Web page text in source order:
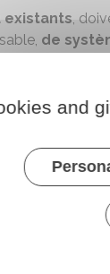
existants,
de
tertiaires
à des
d'un système
la
and